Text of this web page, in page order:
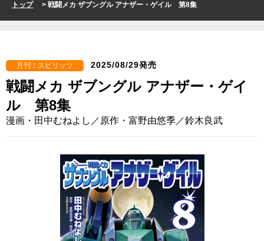
トップ> 戦闘メカ ザブングル アナザー・ゲイル 第8集
月刊！スピリッツ 2025/08/29発売
戦闘メカ ザブングル アナザー・ゲイ
ル 第8集
漫画・田中むねよし／原作・富野由悠季／鈴木良武